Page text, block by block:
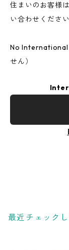
住まいのお客様
い合わせください
No International
せん）
最近チェック